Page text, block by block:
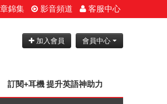
錦集 影音頻道 客服中心
加入會員 會員中心
訂閱+耳機 提升英語神助力